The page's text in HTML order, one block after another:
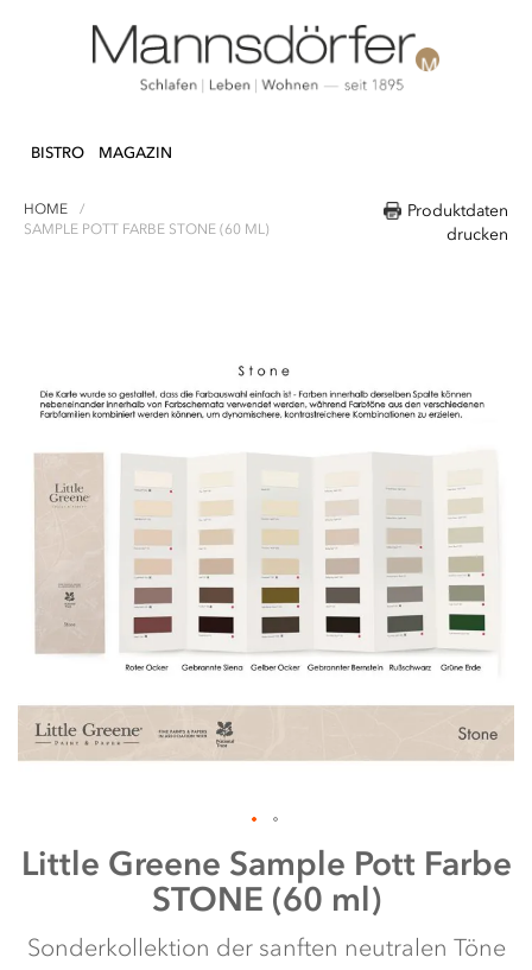
zum
BISTRO MAGAZIN
Produktdaten
drucken
HOME
SAMPLE POTT FARBE STONE (60 ML)
Bildergalerie
springen
Zum
Anfang
springen
Little Greene Sample Pott Farbe
STONE (60 ml)
Sonderkollektion der sanften neutralen Töne